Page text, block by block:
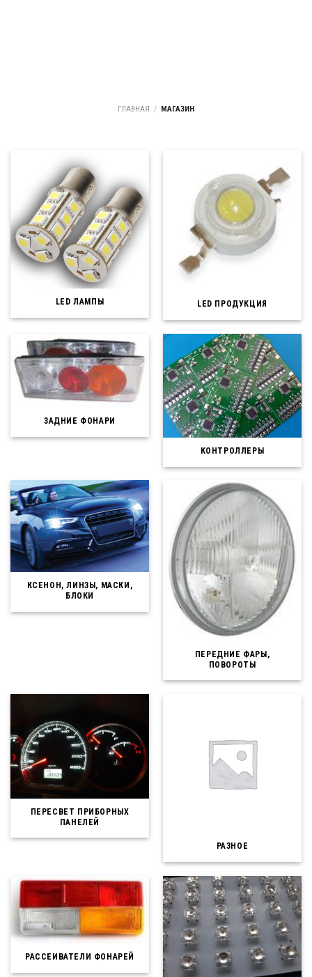
ГЛАВНАЯ / МАГАЗИН
LED ЛАМПЫ LED ПРОДУКЦИЯ
ЗАДНИЕ ФОНАРИ
КОНТРОЛЛЕРЫ
КСЕНОН, ЛИНЗЫ, МАСКИ,
БЛОКИ
ПЕРЕДНИЕ ФАРЫ,
ПОВОРОТЫ
ПЕРЕСВЕТ ПРИБОРНЫХ
ПАНЕЛЕЙ
РАЗНОЕ
РАССЕИВАТЕЛИ ФОНАРЕЙ